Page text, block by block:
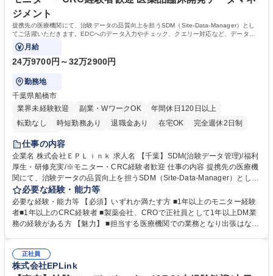
ジメント
提携先の医療機関にて、治験データの品質向上を担うSDM（Site-Data-Manager）とし
てご活躍いただきます。EDCへのデータ入力やチェック、クエリー対応など、データ管
理業務を専門に行います。
月給
24万9700円～32万2900円
勤務地
千葉県船橋市
業界未経験歓迎
副業・WワークOK
年間休日120日以上
転勤なし
時短勤務あり 退職金あり 在宅OK
完全週休2日制
土日祝休み
仕事の内容
企業名 株式会社ＥＰＬｉｎｋ 求人名 【千葉】SDM(治験データ管理)/福利
厚生・研修充実/※モニター・CRC経験者歓迎 仕事の内容 提携先の医療機
関にて、治験データの品質向上を担うSDM（Site-Data-Manager）として
ご活躍いただきます。EDCへのデータ入力やチェック、クエリー対応な
ど、データ管理業務を専門に行います。 「Speed」と「Quality」ともに
向上させるために、GCPの知識の他、EDCと原資料（カルテやワークシ
ート）の確認手順、データ固定までの流れなどを理解しているモニター経
合わせた被験者対応以外の業務を実施 募集職種 【千葉】SDM(治験データ
管理)/福利厚生・研修充実/※モニター・CRC経験者歓迎
必要な経験・能力等
必要な経験・能力等 【必須】いずれか満たす方 ■1年以上のモニター経験
者■1年以上のCRC経験者 ■製薬会社、CROで正社員として1年以上DM業
務の経験がある方 【魅力】 ■担当する医療機関での業務となり出張はない
数や、触れる疾患の数が増加します 学歴・資格 学歴：大学院 大学 高専 短
大 専修学校 語学力： 資格：
正社員
株式会社EPLink